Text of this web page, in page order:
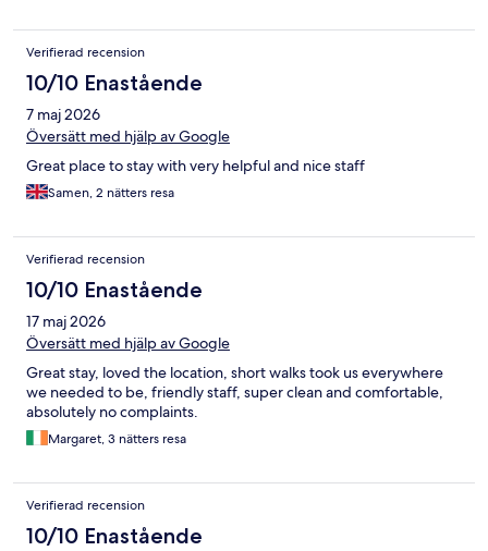
Verifierad recension
10/10 Enastående
7 maj 2026
Översätt med hjälp av Google
Great place to stay with very helpful and nice staff
Samen, 2 nätters resa
Verifierad recension
10/10 Enastående
17 maj 2026
Översätt med hjälp av Google
Great stay, loved the location, short walks took us everywhere
we needed to be, friendly staff, super clean and comfortable,
absolutely no complaints.
Margaret, 3 nätters resa
Verifierad recension
10/10 Enastående